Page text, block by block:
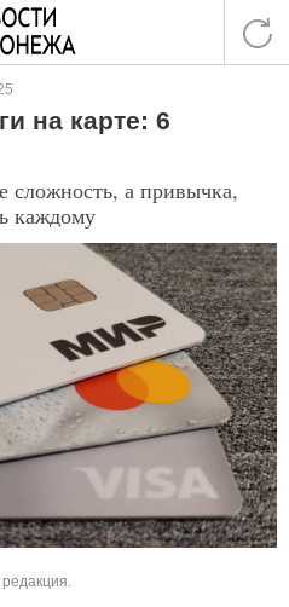
на карте: 6
а привычка,
каждому